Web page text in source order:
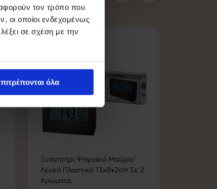
τον τρόπο που
οι οποίοι ενδεχομένως
σε σχέση με την
όλα
Ξυπνητήρι Ψηφιακό Μαύρο/
Λευκό Πλαστικό 13x8x2cm Σε 2
Χρώματα